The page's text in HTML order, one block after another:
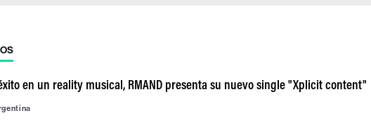
en un reality musical, RMAND presenta su nuevo single "Xplicit content"